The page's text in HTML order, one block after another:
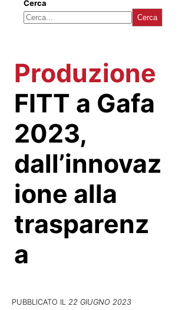
Cerca
Cerca
Produzione
FITT a Gafa
2023,
dall’innovaz
ione alla
trasparenz
a
PUBBLICATO IL 22 GIUGNO 2023